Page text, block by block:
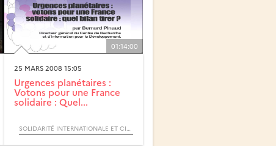
01:14:00
25 MARS 2008 15:05
Urgences planétaires :
Votons pour une France
solidaire : Quel...
SOLIDARITÉ INTERNATIONALE ET CITOYENNETÉ ACTIVE (CYCLE) / QUESTION DE SENS